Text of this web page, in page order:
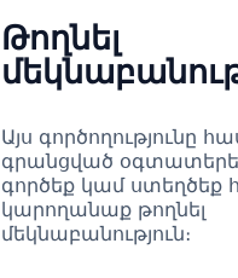
Թողնել
Այս գործողությունը
գրանցված
գործեք կամ ստեղծեք
կարողանաք թողնել
մեկնաբանություն։